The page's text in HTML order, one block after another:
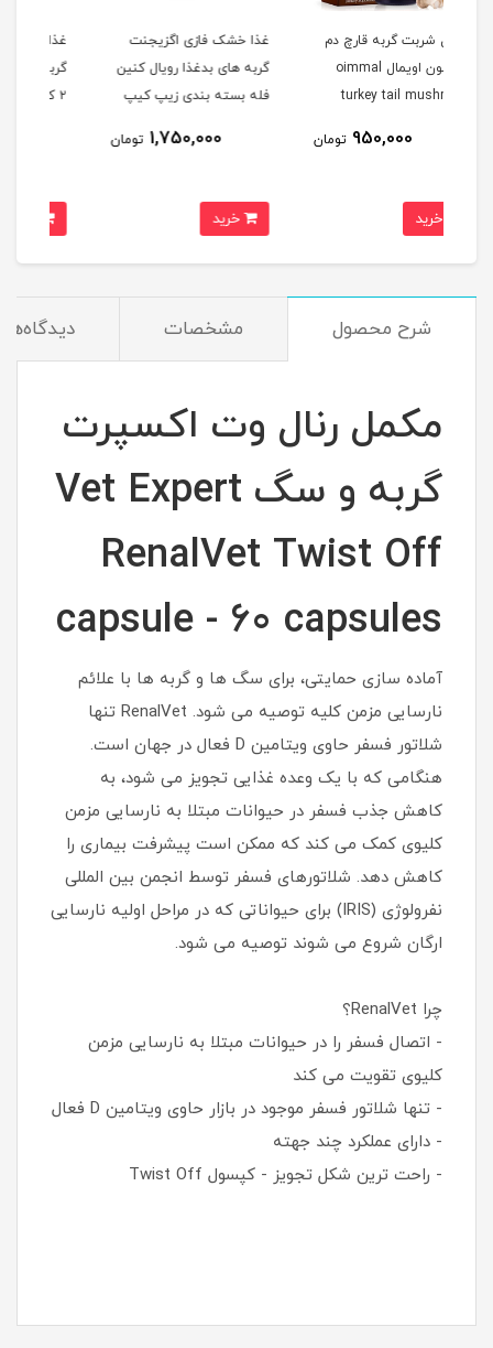
غذا خشک فازی اگزیجنت
گربه های بدغذا رویال کنین
فله بسته بندی زیپ کیپ
exigent
1,750,000
غذا خشک فازی اگزیجنت
گربه های بدغذا رویال کنین
۲ کیلوگرم Royal canine
8,300,000
شرح محصول مشخصات دیدگاه‌ها
مکمل رنال وت اکسپرت
گربه و سگ Vet Expert
RenalVet Twist Off
capsule - 60 capsules
آماده سازی حمایتی، برای سگ ها و گربه ها با علائم
نارسایی مزمن کلیه توصیه می شود. RenalVet تنها
شلاتور فسفر حاوی ویتامین D فعال در جهان است.
هنگامی که با یک وعده غذایی تجویز می شود، به
کاهش جذب فسفر در حیوانات مبتلا به نارسایی مزمن
کلیوی کمک می کند که ممکن است پیشرفت بیماری را
کاهش دهد. شلاتورهای فسفر توسط انجمن بین المللی
نفرولوژی (IRIS) برای حیواناتی که در مراحل اولیه نارسایی
ارگان شروع می شوند توصیه می شود.
چرا RenalVet؟
- اتصال فسفر را در حیوانات مبتلا به نارسایی مزمن
کلیوی تقویت می کند
- تنها شلاتور فسفر موجود در بازار حاوی ویتامین D فعال
- دارای عملکرد چند جهته
- راحت ترین شکل تجویز - کپسول Twist Off